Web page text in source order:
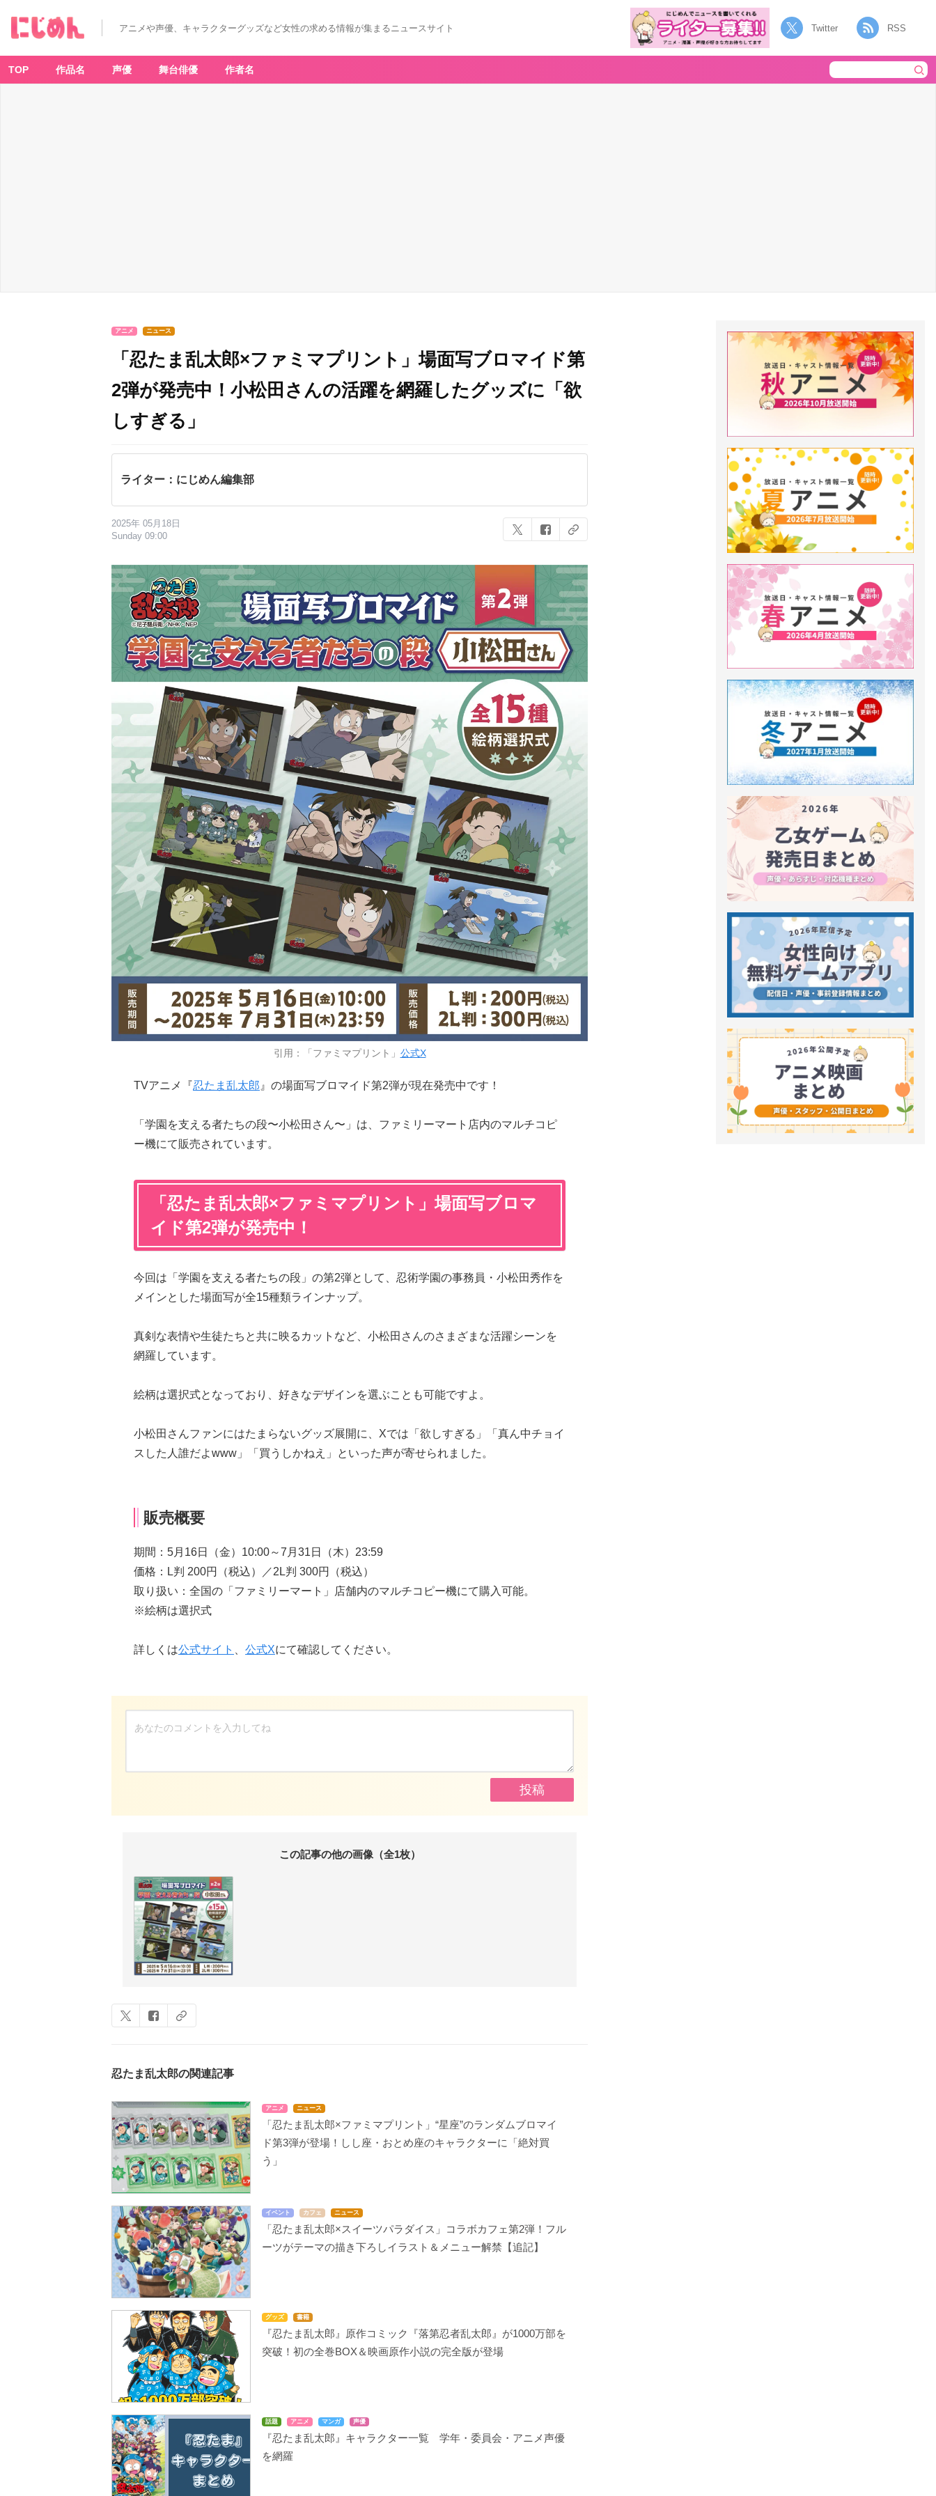
アニメや声優、キャラクターグッズなど女性の求める情報が集まるニュースサイト Twitter RSS
TOP 作品名 声優 舞台俳優 作者名
アニメ ニュース
「忍たま乱太郎×ファミマプリント」場面写ブロマイド第
2弾が発売中！小松田さんの活躍を網羅したグッズに「欲
しすぎる」
ライター：にじめん編集部
2025年 05月18日
Sunday 09:00
引用：「ファミマプリント」 公式X
TVアニメ『忍たま乱太郎 』の場面写ブロマイド第2弾が現在発売中です！
「学園を支える者たちの段〜小松田さん〜」は、ファミリーマート店内のマルチコピ
ー機にて販売されています。
「忍たま乱太郎×ファミマプリント」場面写ブロマ
イド第2弾が発売中！
今回は「学園を支える者たちの段」の第2弾として、忍術学園の事務員・小松田秀作を
メインとした場面写が全15種類ラインナップ。
真剣な表情や生徒たちと共に映るカットなど、小松田さんのさまざまな活躍シーンを
網羅しています。
絵柄は選択式となっており、好きなデザインを選ぶことも可能ですよ。
小松田さんファンにはたまらないグッズ展開に、Xでは「欲しすぎる」「真ん中チョイ
スした人誰だよwww」「買うしかねえ」といった声が寄せられました。
販売概要
期間：5月16日（金）10:00～7月31日（木）23:59
価格：L判 200円（税込）／2L判 300円（税込）
取り扱い：全国の「ファミリーマート」店舗内のマルチコピー機にて購入可能。
※絵柄は選択式
詳しくは公式サイト 公式Xにて確認してください。
この記事の他の画像（全1枚）
忍たま乱太郎の関連記事
アニメ ニュース
「忍たま乱太郎×ファミマプリント」“星座”のランダムブロマイ
ド第3弾が登場！しし座・おとめ座のキャラクターに「絶対買
う」
イベント カフェ ニュース
「忍たま乱太郎×スイーツパラダイス」コラボカフェ第2弾！フル
ーツがテーマの描き下ろしイラスト＆メニュー解禁【追記】
グッズ 書籍
『忍たま乱太郎』原作コミック『落第忍者乱太郎』が1000万部を
突破！初の全巻BOX＆映画原作小説の完全版が登場
話題 アニメ マンガ 声優
『忍たま乱太郎』キャラクター一覧 学年・委員会・アニメ声優
を網羅